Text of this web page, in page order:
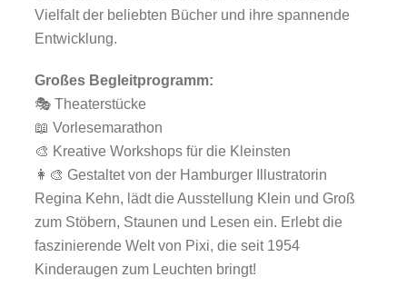
Vielfalt der beliebten Bücher und ihre spannende
Entwicklung.
Großes Begleitprogramm:
🎭 Theaterstücke
📖 Vorlesemarathon
🎨 Kreative Workshops für die Kleinsten
👩‍🎨 Gestaltet von der Hamburger Illustratorin
Regina Kehn, lädt die Ausstellung Klein und Groß
zum Stöbern, Staunen und Lesen ein. Erlebt die
faszinierende Welt von Pixi, die seit 1954
Kinderaugen zum Leuchten bringt!